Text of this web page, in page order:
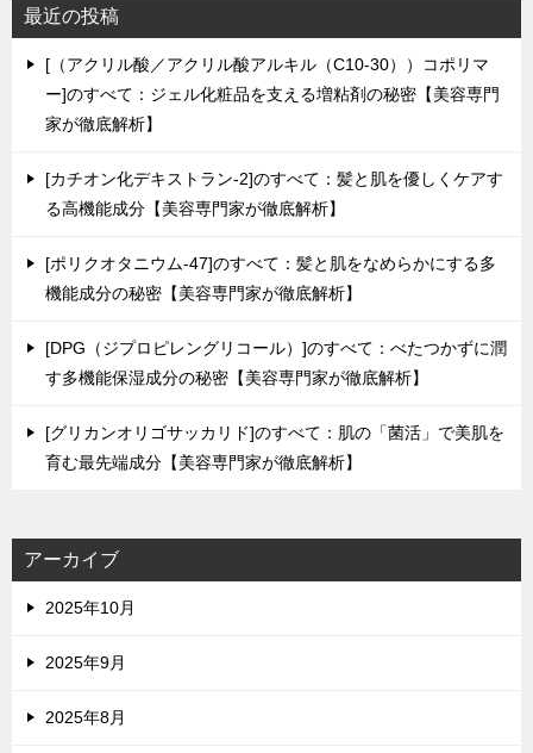
最近の投稿
[（アクリル酸／アクリル酸アルキル（C10-30））コポリマ
ー]のすべて：ジェル化粧品を支える増粘剤の秘密【美容専門
家が徹底解析】
[カチオン化デキストラン-2]のすべて：髪と肌を優しくケアす
る高機能成分【美容専門家が徹底解析】
[ポリクオタニウム-47]のすべて：髪と肌をなめらかにする多
機能成分の秘密【美容専門家が徹底解析】
[DPG（ジプロピレングリコール）]のすべて：べたつかずに潤
す多機能保湿成分の秘密【美容専門家が徹底解析】
[グリカンオリゴサッカリド]のすべて：肌の「菌活」で美肌を
育む最先端成分【美容専門家が徹底解析】
アーカイブ
2025年10月
2025年9月
2025年8月